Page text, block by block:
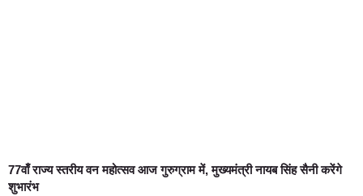
77वाँ राज्य स्तरीय वन महोत्सव आज गुरुग्राम में, मुख्यमंत्री नायब सिंह सैनी करेंगे
शुभारंभ